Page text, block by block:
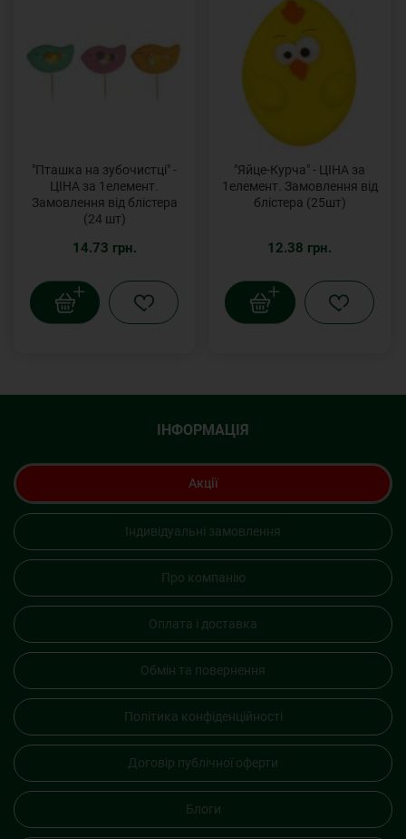
"Пташка на зубочистці" -
ЦІНА за 1елемент.
Замовлення від блістера
(24 шт)
14.73 грн.
"Яйце-Курча" - ЦІНА за
1елемент. Замовлення від
блістера (25шт)
12.38 грн.
ІНФОРМАЦІЯ
Акції
Індивідуальні замовлення
Про компанію
Оплата і доставка
Обмін та повернення
Політика конфіденційності
Договір публічної оферти
Блоги